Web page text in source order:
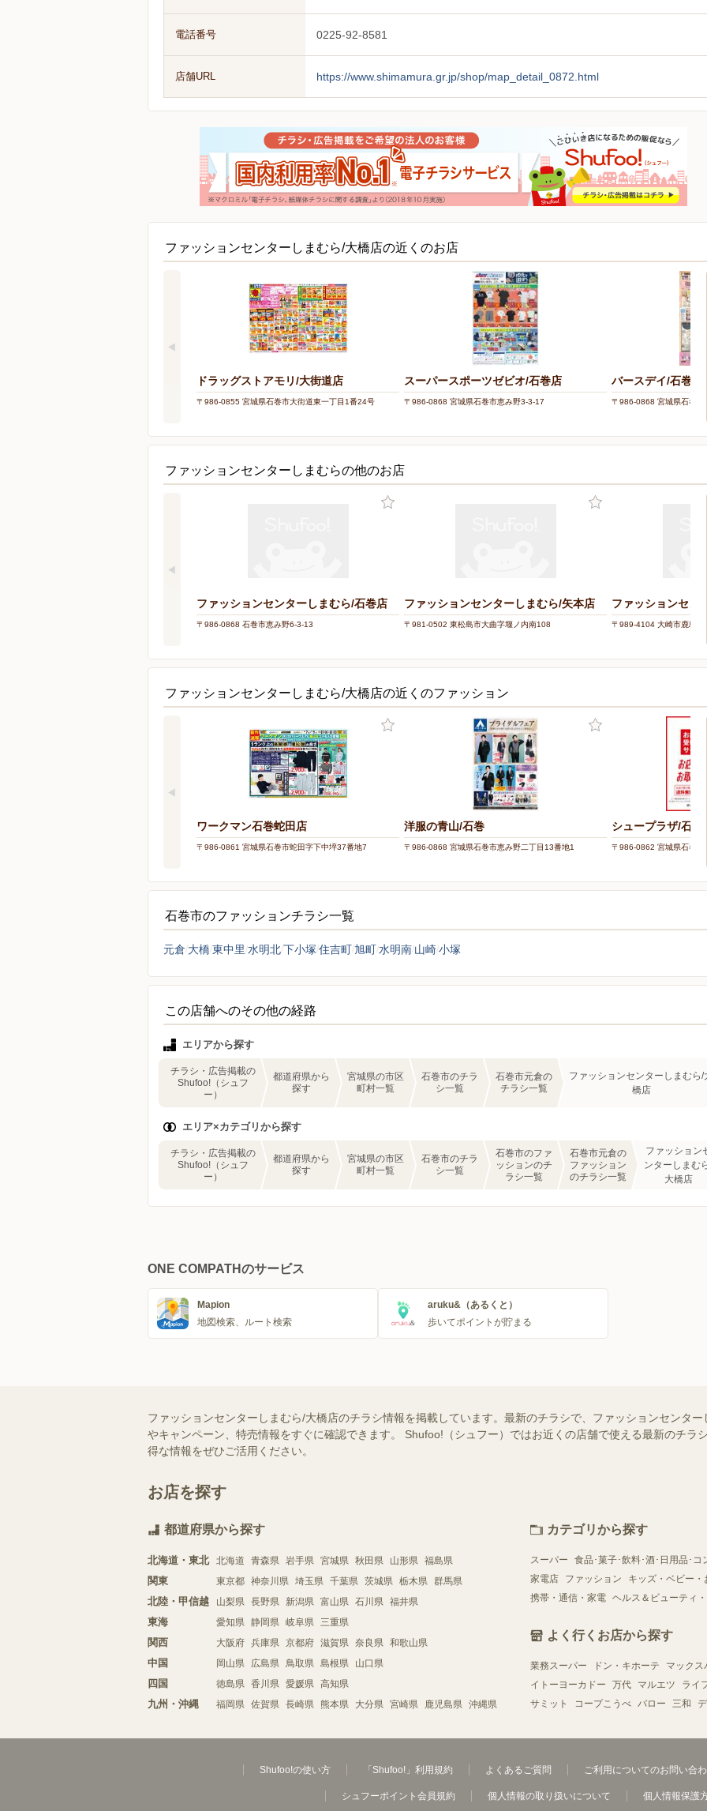
電話番号 0225-92-8581
店舗URL https://www.shimamura.gr.jp/shop/map_detail_0872.html
ファッションセンターしまむら/大橋店の近くのお店
ドラッグストアモリ/大街道店
〒986-0855 宮城県石巻市大街道東一丁目1番24号
スーパースポーツゼビオ/石巻店
〒986-0868 宮城県石巻市恵み野3-3-17
バースデイ/石巻店
〒986-0868 宮城県石巻市
ファッションセンターしまむらの他のお店
ファッションセンターしまむら/石巻店
〒986-0868 石巻市恵み野6-3-13
ファッションセンターしまむら/矢本店
〒981-0502 東松島市大曲字堰ノ内南108
ファッションセン
〒989-4104 大崎市鹿島台
ファッションセンターしまむら/大橋店の近くのファッション
ワークマン石巻蛇田店
〒986-0861 宮城県石巻市蛇田字下中埣37番地7
洋服の青山/石巻
〒986-0868 宮城県石巻市恵み野二丁目13番地1
シュープラザ/石巻店
〒986-0862 宮城県石巻市
石巻市のファッションチラシ一覧
元倉 大橋東中里 水明北下小塚 住吉町旭町水明南 山崎小塚
この店舗へのその他の経路
エリアから探す
チラシ・広告掲載の
Shufoo!（シュフ
ー）
都道府県から
探す
宮城県の市区
町村一覧
石巻市のチラ
シ一覧
石巻市元倉の
チラシ一覧
ファッションセンターしまむら/
橋店
エリア×カテゴリから探す
チラシ・広告掲載の
Shufoo!（シュフ
ー）
都道府県から
探す
宮城県の市区
町村一覧
石巻市のチラ
シ一覧
石巻市のファ
ッションのチ
ラシ一覧
石巻市元倉の
ファッション
のチラシ一覧
ファッション
ンターしまむ
大橋店
ONE COMPATHのサービス
Mapion
地図検索、ルート検索
aruku&（あるくと）
歩いてポイントが貯まる
ファッションセンターしまむら/大橋店のチラシ情報を掲載しています。最新のチラシで、ファッションセンタ
やキャンペーン、特売情報をすぐに確認できます。 Shufoo!（シュフー）ではお近くの店舗で使える最新のチラ
得な情報をぜひご活用ください。
お店を探す
都道府県から探す
北海道・東北 北海道 青森県 岩手県 宮城県 秋田県 山形県 福島県
関東 東京都 神奈川県 埼玉県 千葉県 茨城県 栃木県 群馬県
北陸・甲信越 山梨県 長野県 新潟県 富山県 石川県 福井県
東海 愛知県 静岡県 岐阜県 三重県
関西 大阪府 兵庫県 京都府 滋賀県 奈良県 和歌山県
中国 岡山県 広島県 鳥取県 島根県 山口県
四国 徳島県 香川県 愛媛県 高知県
九州・沖縄 福岡県 佐賀県 長崎県 熊本県 大分県 宮崎県 鹿児島県 沖縄県
カテゴリから探す
スーパー 食品･菓子･飲料･酒･日用品･コ
家電店
ファッション キッズ・ベビー・
携帯・通信・家電 ヘルス＆ビューティ
よく行くお店から探す
業務スーパー ドン・キホーテ マックス
イトーヨーカドー
万代 マルエツ ライ
サミット
コープこうべ バロー 三和
Shufoo!の使い方 「Shufoo!」利用規約 よくあるご質問 ご利用についてのお問い合
シュフーポイント会員規約 個人情報の取り扱いについて 個人情報保護